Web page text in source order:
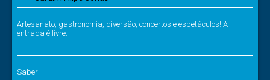
Artesanato, gastronomia, diversão, concertos e espetáculos! A
entrada é livre.
Saber +